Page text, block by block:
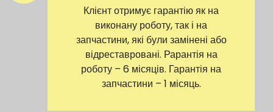
Клієнт отримує гарантію як на
виконану роботу, так і на
запчастини, які були замінені або
відреставровані. Рарантія на
роботу – 6 місяців. Гарантія на
запчастини – 1 місяць.